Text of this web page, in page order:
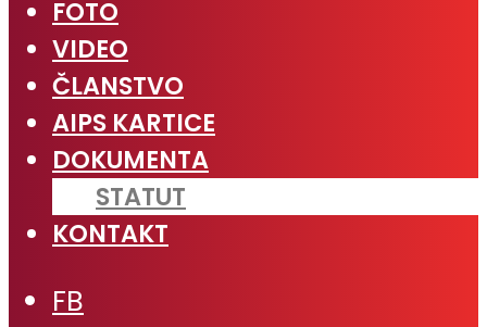
FOTO
VIDEO
ČLANSTVO
AIPS KARTICE
DOKUMENTA
STATUT
KONTAKT
FB